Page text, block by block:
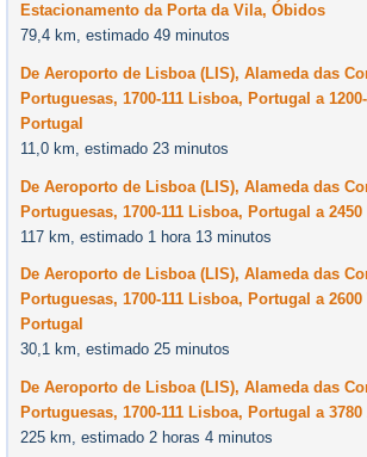
Estacionamento da Porta da Vila, Óbidos
79,4 km, estimado 49 minutos
De Aeroporto de Lisboa (LIS), Alameda das
Portuguesas, 1700-111 Lisboa, Portugal a
Portugal
11,0 km, estimado 23 minutos
De Aeroporto de Lisboa (LIS), Alameda das
Portuguesas, 1700-111 Lisboa, Portugal a
117 km, estimado 1 hora 13 minutos
De Aeroporto de Lisboa (LIS), Alameda das
Portuguesas, 1700-111 Lisboa, Portugal a
Portugal
30,1 km, estimado 25 minutos
De Aeroporto de Lisboa (LIS), Alameda das
Portuguesas, 1700-111 Lisboa, Portugal a
225 km, estimado 2 horas 4 minutos